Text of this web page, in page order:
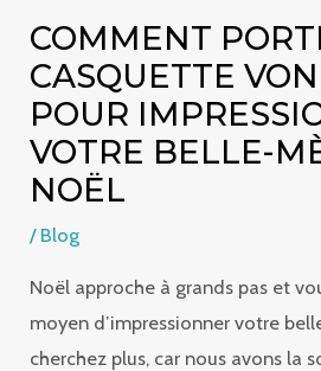
COMMENT
CASQUETTE
POUR
VOTRE BELLE-
NOËL
/ Blog
Noël approche à grands pas et
moyen d’impressionner votre
cherchez plus, car nous avons la